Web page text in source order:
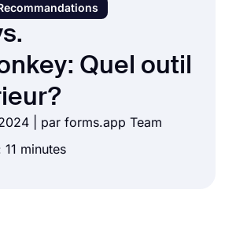
Quel outil
| par forms.app Team
minutes